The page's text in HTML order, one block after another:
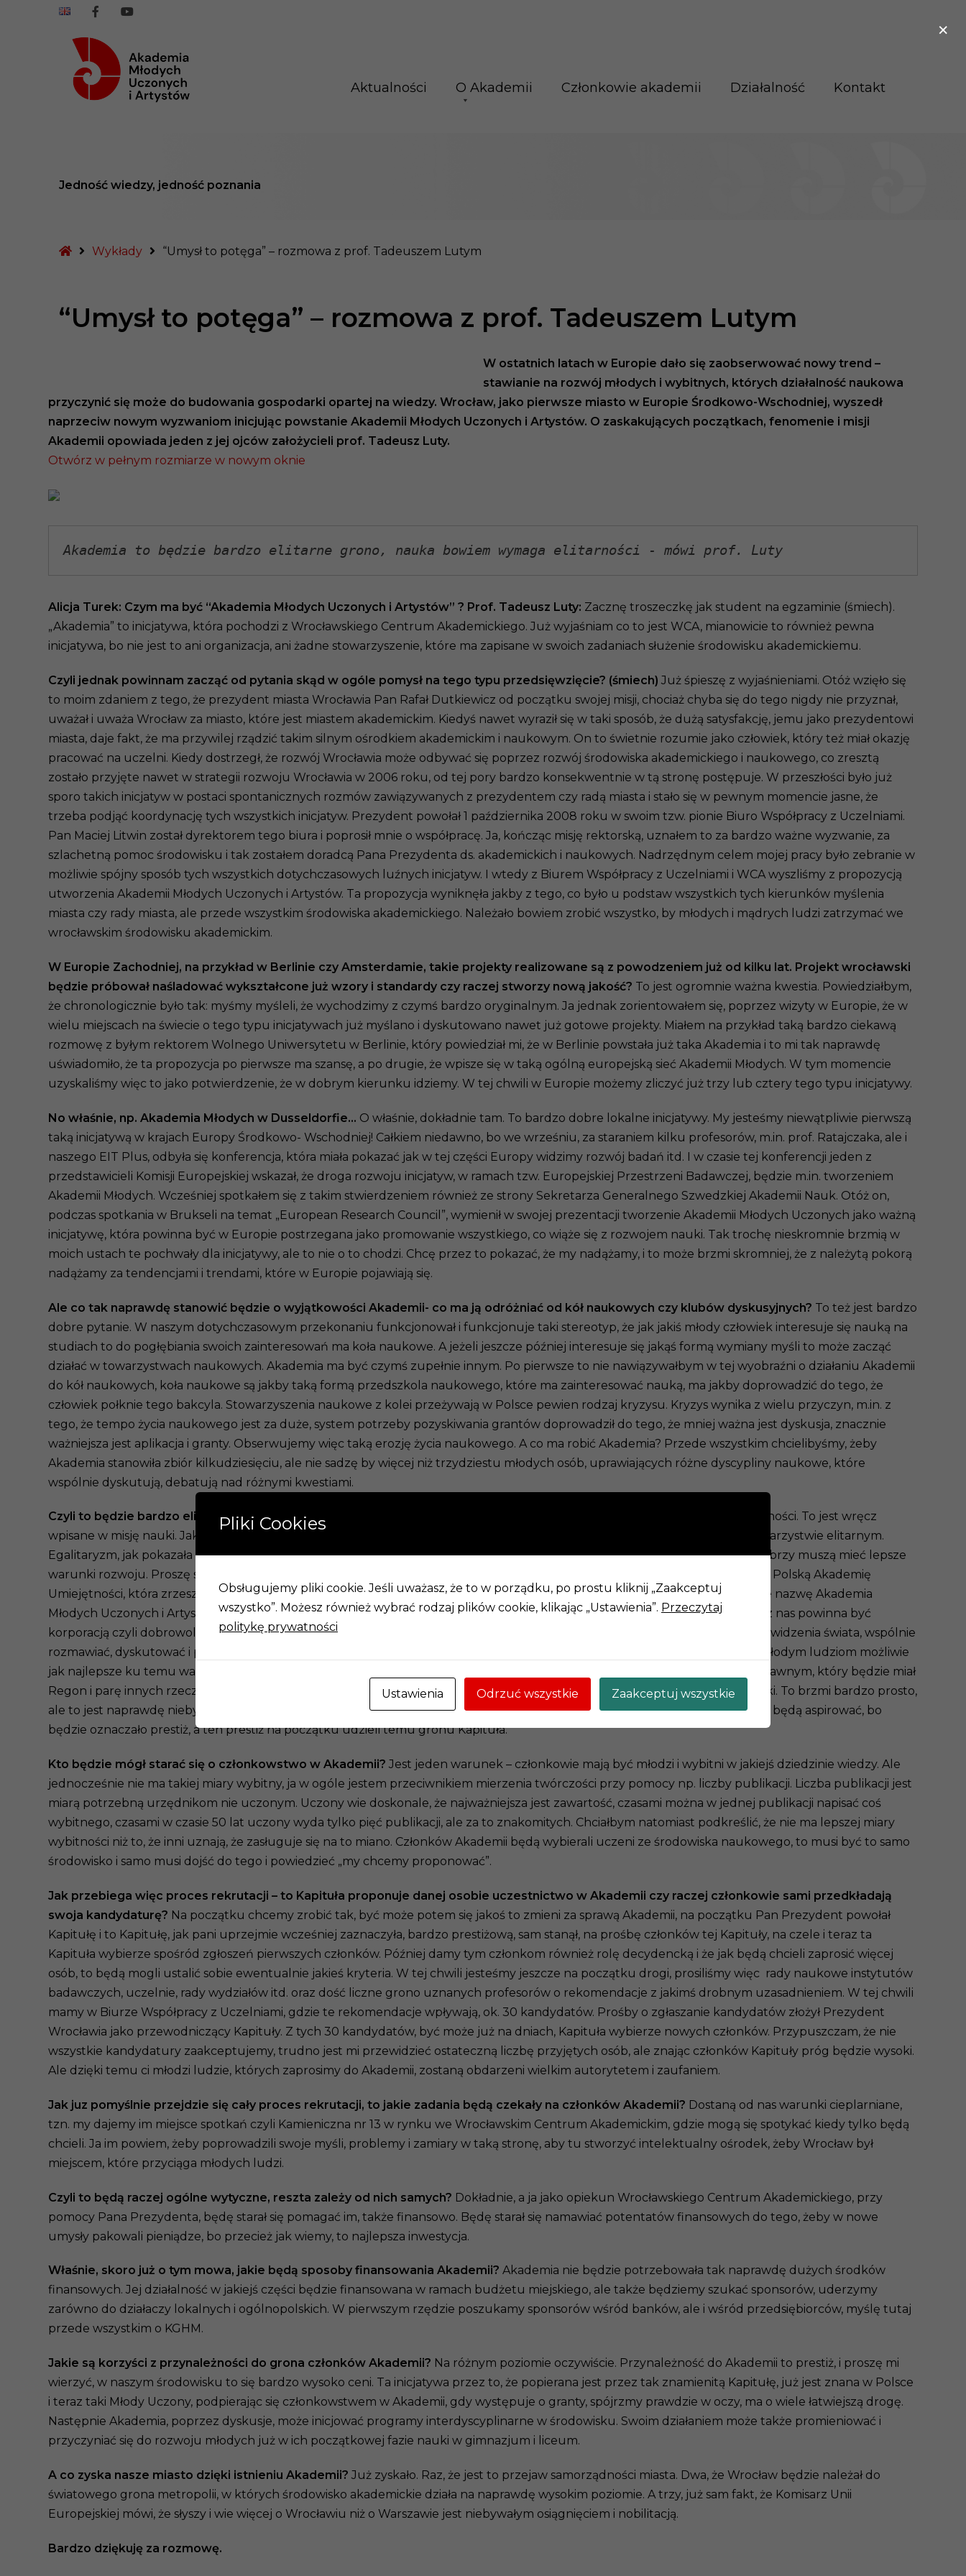
do treści
AMUiA
na
Facebook
na
Youtube Aktualności O Akademii Członkowie akademii Działalność Kontakt
Jedność wiedzy, jedność poznania
StronaWykłady “Umysł to potęga” – rozmowa z prof. Tadeuszem Lutym
“Umysł to potęga” – rozmowa z prof. Tadeuszem Lutym
W ostatnich latach w Europie dało się zaobserwować nowy trend –
stawianie na rozwój młodych i wybitnych, których działalność naukowa
przyczynić się może do budowania gospodarki opartej na wiedzy.Wrocław, jako pierwsze miasto w Europie Środkowo-Wschodniej, wyszedł
naprzeciw nowym wyzwaniom inicjując powstanie Akademii Młodych Uczonych i Artystów. O zaskakujących początkach, fenomenie i misji
Akademii opowiada jeden z jej ojców założycieli prof. Tadeusz Luty.
Otwórz w pełnym rozmiarze w nowym oknie
Akademia to będzie bardzo elitarne grono, nauka bowiem wymaga elitarności - mówi prof. Luty
Alicja Turek: Czym ma być “Akademia Młodych Uczonych i Artystów” ? Prof. Tadeusz Luty: Zacznę troszeczkę jak student na egzaminie (śmiech).
„Akademia” to inicjatywa, która pochodzi z Wrocławskiego Centrum Akademickiego. Już wyjaśniam co to jest WCA, mianowicie to również pewna
inicjatywa, bo nie jest to ani organizacja, ani żadne stowarzyszenie, które ma zapisane w swoich zadaniach służenie środowisku akademickiemu.
Czyli jednak powinnam zacząć od pytania skąd w ogóle pomysł na tego typu przedsięwzięcie? (śmiech) Już śpieszę z wyjaśnieniami. Otóż wzięło się
to moim zdaniem z tego, że prezydent miasta Wrocławia Pan Rafał Dutkiewicz od początku swojej misji, chociaż chyba się do tego nigdy nie przyznał,
uważał i uważa Wrocław za miasto, które jest miastem akademickim. Kiedyś nawet wyraził się w taki sposób, że dużą satysfakcję, jemu jako prezydentowi
miasta, daje fakt, że ma przywilej rządzić takim silnym ośrodkiem akademickim i naukowym. On to świetnie rozumie jako człowiek, który też miał okazję
pracować na uczelni. Kiedy dostrzegł, że rozwój Wrocławia może odbywać się poprzez rozwój środowiska akademickiego i naukowego, co zresztą
zostało przyjęte nawet w strategii rozwoju Wrocławia w 2006 roku, od tej pory bardzo konsekwentnie w tą stronę postępuje. W przeszłości było już
sporo takich inicjatyw w postaci spontanicznych rozmów zawiązywanych z prezydentem czy radą miasta i stało się w pewnym momencie jasne, że
trzeba podjąć koordynację tych wszystkich inicjatyw. Prezydent powołał 1 października 2008 roku w swoim tzw. pionie Biuro Współpracy z Uczelniami.
Pan Maciej Litwin został dyrektorem tego biura i poprosił mnie o współpracę. Ja, kończąc misję rektorską, uznałem to za bardzo ważne wyzwanie, za
szlachetną pomoc środowisku i tak zostałem doradcą Pana Prezydenta ds. akademickich i naukowych. Nadrzędnym celem mojej pracy było zebranie w
możliwie spójny sposób tych wszystkich dotychczasowych luźnych inicjatyw. I wtedy z Biurem Współpracy z Uczelniami i WCA wyszliśmy z propozycją
utworzenia Akademii Młodych Uczonych i Artystów. Ta propozycja wyniknęła jakby z tego, co było u podstaw wszystkich tych kierunków myślenia
miasta czy rady miasta, ale przede wszystkim środowiska akademickiego. Należało bowiem zrobić wszystko, by młodych i mądrych ludzi zatrzymać we
wrocławskim środowisku akademickim.
W Europie Zachodniej, na przykład w Berlinie czy Amsterdamie, takie projekty realizowane są z powodzeniem już od kilku lat. Projekt wrocławski
będzie próbował naśladować wykształcone już wzory i standardy czy raczej stworzy nową jakość? To jest ogromnie ważna kwestia. Powiedziałbym,
że chronologicznie było tak: myśmy myśleli, że wychodzimy z czymś bardzo oryginalnym. Ja jednak zorientowałem się, poprzez wizyty w Europie, że w
wielu miejscach na świecie o tego typu inicjatywach już myślano i dyskutowano nawet już gotowe projekty. Miałem na przykład taką bardzo ciekawą
rozmowę z byłym rektorem Wolnego Uniwersytetu w Berlinie, który powiedział mi, że w Berlinie powstała już taka Akademia i to mi tak naprawdę
uświadomiło, że ta propozycja po pierwsze ma szansę, a po drugie, że wpisze się w taką ogólną europejską sieć Akademii Młodych. W tym momencie
uzyskaliśmy więc to jako potwierdzenie, że w dobrym kierunku idziemy. W tej chwili w Europie możemy zliczyć już trzy lub cztery tego typu inicjatywy.
No właśnie, np. Akademia Młodych w Dusseldorfie… O właśnie, dokładnie tam. To bardzo dobre lokalne inicjatywy. My jesteśmy niewątpliwie pierwszą
taką inicjatywą w krajach Europy Środkowo- Wschodniej! Całkiem niedawno, bo we wrześniu, za staraniem kilku profesorów, m.in. prof. Ratajczaka, ale i
naszego EIT Plus, odbyła się konferencja, która miała pokazać jak w tej części Europy widzimy rozwój badań itd. I w czasie tej konferencji jeden z
przedstawicieli Komisji Europejskiej wskazał, że droga rozwoju inicjatyw, w ramach tzw. Europejskiej Przestrzeni Badawczej, będzie m.in. tworzeniem
Akademii Młodych. Wcześniej spotkałem się z takim stwierdzeniem również ze strony Sekretarza Generalnego Szwedzkiej Akademii Nauk. Otóż on,
podczas spotkania w Brukseli na temat „European Research Council”, wymienił w swojej prezentacji tworzenie Akademii Młodych Uczonych jako ważną
inicjatywę, która powinna być w Europie postrzegana jako promowanie wszystkiego, co wiąże się z rozwojem nauki. Tak trochę nieskromnie brzmią w
moich ustach te pochwały dla inicjatywy, ale to nie o to chodzi. Chcę przez to pokazać, że my nadążamy, i to może brzmi skromniej, że z należytą pokorą
nadążamy za tendencjami i trendami, które w Europie pojawiają się.
Ale co tak naprawdę stanowić będzie o wyjątkowości Akademii- co ma ją odróżniać od kół naukowych czy klubów dyskusyjnych? To też jest bardzo
dobre pytanie. W naszym dotychczasowym przekonaniu funkcjonował i funkcjonuje taki stereotyp, że jak jakiś młody człowiek interesuje się nauką na
studiach to do pogłębiania swoich zainteresowań ma koła naukowe. A jeżeli jeszcze później interesuje się jakąś formą wymiany myśli to może zacząć
działać w towarzystwach naukowych. Akademia ma być czymś zupełnie innym. Po pierwsze to nie nawiązywałbym w tej wyobraźni o działaniu Akademii
do kół naukowych, koła naukowe są jakby taką formą przedszkola naukowego, które ma zainteresować nauką, ma jakby doprowadzić do tego, że
człowiek połknie tego bakcyla. Stowarzyszenia naukowe z kolei przeżywają w Polsce pewien rodzaj kryzysu. Kryzys wynika z wielu przyczyn, m.in. z
tego, że tempo życia naukowego jest za duże, system potrzeby pozyskiwania grantów doprowadził do tego, że mniej ważna jest dyskusja, znacznie
ważniejsza jest aplikacja i granty. Obserwujemy więc taką erozję życia naukowego. A co ma robić Akademia? Przede wszystkim chcielibyśmy, żeby
Akademia stanowiła zbiór kilkudziesięciu, ale nie sadzę by więcej niż trzydziestu młodych osób, uprawiających różne dyscypliny naukowe, które
wspólnie dyskutują, debatują nad różnymi kwestiami.
Czyli to będzie bardzo elitarne grono, nie oparte o masowe członkowstwo?
Bardzo elitarne, nauka bowiem wymaga elitarności. To jest wręcz
wpisane w misję nauki. Jak ktoś chce się nauce poświęcić to musi przyjąć wszelkie dobre i mniej przyjemne zasady bycia w towarzystwie elitarnym.
Egalitaryzm, jak pokazała historia, nie sprawdził się, musimy zrozumieć to że wśród nas są dobrzy i bardzo dobrzy, i ci bardzo dobrzy muszą mieć lepsze
warunki rozwoju. Proszę sobie wyobrazić, w Polsce mamy Polską Akademię Nauk, która zrzesza przedstawicieli nauk w ogóle i Polską Akademię
Umiejętności, która zrzesza uczonych i artystów. My natomiast po licznych rozmowach postanowiliśmy nadać naszej inicjatywie nazwę Akademia
Młodych Uczonych i Artystów, jako że z angielska ta nazwa bardzo ładnie brzmi. I jak w idei każdej akademii, ta stworzona przez nas powinna być
korporacją czyli dobrowolnym zrzeszeniem ludzi, którzy chcą, ze względu na swoje zainteresowania, swoją misję i swój sposób widzenia świata, wspólnie
rozmawiać, dyskutować i proponować nowe rzeczy. Z kolei rolą inicjatorów, miasta w szczególności, jest, ażeby stworzyć tym młodym ludziom możliwie
jak najlepsze ku temu warunki. Od razu w tym miejscu zaznaczę, że Akademia nie jest czymś, co ma zamiar być podmiotem prawnym, który będzie miał
Regon i parę innych rzeczy, broń Panie Boże! Ma to być korporacja, tyle że młodych ludzi, nie ludzi w okolicach siedemdziesiątki. To brzmi bardzo prosto,
ale to jest naprawdę niebywale przedsięwzięcie w polskim środowisku akademickim. To ma być takie grono, do którego ludzie będą aspirować, bo
będzie oznaczało prestiż, a ten prestiż na początku udzieli temu gronu Kapituła.
Kto będzie mógł starać się o członkowstwo w Akademii? Jest jeden warunek – członkowie mają być młodzi i wybitni w jakiejś dziedzinie wiedzy. Ale
jednocześnie nie ma takiej miary wybitny, ja w ogóle jestem przeciwnikiem mierzenia twórczości przy pomocy np. liczby publikacji. Liczba publikacji jest
miarą potrzebną urzędnikom nie uczonym. Uczony wie doskonale, że najważniejsza jest zawartość, czasami można w jednej publikacji napisać coś
wybitnego, czasami w czasie 50 lat uczony wyda tylko pięć publikacji, ale za to znakomitych. Chciałbym natomiast podkreślić, że nie ma lepszej miary
wybitności niż to, że inni uznają, że zasługuje się na to miano. Członków Akademii będą wybierali uczeni ze środowiska naukowego, to musi być to samo
środowisko i samo musi dojść do tego i powiedzieć „my chcemy proponować”.
Jak przebiega więc proces rekrutacji – to Kapituła proponuje danej osobie uczestnictwo w Akademii czy raczej członkowie sami przedkładają
swoja kandydaturę? Na początku chcemy zrobić tak, być może potem się jakoś to zmieni za sprawą Akademii, na początku Pan Prezydent powołał
Kapitułę i to Kapitułę, jak pani uprzejmie wcześniej zaznaczyła, bardzo prestiżową, sam stanął, na prośbę członków tej Kapituły, na czele i teraz ta
Kapituła wybierze spośród zgłoszeń pierwszych członków. Później damy tym członkom również rolę decydencką i że jak będą chcieli zaprosić więcej
osób, to będą mogli ustalić sobie ewentualnie jakieś kryteria. W tej chwili jesteśmy jeszcze na początku drogi, prosiliśmy więc rady naukowe instytutów
badawczych, uczelnie, rady wydziałów itd. oraz dość liczne grono uznanych profesorów o rekomendacje z jakimś drobnym uzasadnieniem. W tej chwili
mamy w Biurze Współpracy z Uczelniami, gdzie te rekomendacje wpływają, ok. 30 kandydatów. Prośby o zgłaszanie kandydatów złożył Prezydent
Wrocławia jako przewodniczący Kapituły. Z tych 30 kandydatów, być może już na dniach, Kapituła wybierze nowych członków. Przypuszczam, że nie
wszystkie kandydatury zaakceptujemy, trudno jest mi przewidzieć ostateczną liczbę przyjętych osób, ale znając członków Kapituły próg będzie wysoki.
Ale dzięki temu ci młodzi ludzie, których zaprosimy do Akademii, zostaną obdarzeni wielkim autorytetem i zaufaniem.
Jak juz pomyślnie przejdzie się cały proces rekrutacji, to jakie zadania będą czekały na członków Akademii? Dostaną od nas warunki cieplarniane,
tzn. my dajemy im miejsce spotkań czyli Kamieniczna nr 13 w rynku we Wrocławskim Centrum Akademickim, gdzie mogą się spotykać kiedy tylko będą
chcieli. Ja im powiem, żeby poprowadzili swoje myśli, problemy i zamiary w taką stronę, aby tu stworzyć intelektualny ośrodek, żeby Wrocław był
miejscem, które przyciąga młodych ludzi.
Czyli to będą raczej ogólne wytyczne, reszta zależy od nich samych? Dokładnie, a ja jako opiekun Wrocławskiego Centrum Akademickiego, przy
pomocy Pana Prezydenta, będę starał się pomagać im, także finansowo. Będę starał się namawiać potentatów finansowych do tego, żeby w nowe
umysły pakowali pieniądze, bo przecież jak wiemy, to najlepsza inwestycja.
Właśnie, skoro już o tym mowa, jakie będą sposoby finansowania Akademii? Akademia nie będzie potrzebowała tak naprawdę dużych środków
finansowych. Jej działalność w jakiejś części będzie finansowana w ramach budżetu miejskiego, ale także będziemy szukać sponsorów, uderzymy
zarówno do działaczy lokalnych i ogólnopolskich. W pierwszym rzędzie poszukamy sponsorów wśród banków, ale i wśród przedsiębiorców, myślę tutaj
przede wszystkim o KGHM.
Jakie są korzyści z przynależności do grona członków Akademii? Na różnym poziomie oczywiście. Przynależność do Akademii to prestiż, i proszę mi
wierzyć, w naszym środowisku to się bardzo wysoko ceni. Ta inicjatywa przez to, że popierana jest przez tak znamienitą Kapitułę, już jest znana w Polsce
i teraz taki Młody Uczony, podpierając się członkowstwem w Akademii, gdy występuje o granty, spójrzmy prawdzie w oczy, ma o wiele łatwiejszą drogę.
Następnie Akademia, poprzez dyskusje, może inicjować programy interdyscyplinarne w środowisku. Swoim działaniem może także promieniować i
przyczyniać się do rozwoju młodych już w ich początkowej fazie nauki w gimnazjum i liceum.
A co zyska nasze miasto dzięki istnieniu Akademii? Już zyskało. Raz, że jest to przejaw samorządności miasta. Dwa, że Wrocław będzie należał do
światowego grona metropolii, w których środowisko akademickie działa na naprawdę wysokim poziomie. A trzy, już sam fakt, że Komisarz Unii
Europejskiej mówi, że słyszy i wie więcej o Wrocławiu niż o Warszawie jest niebywałym osiągnięciem i nobilitacją.
Bardzo dziękuję za rozmowę.
×
Pliki Cookies
Obsługujemy pliki cookie. Jeśli uważasz, że to w porządku, po prostu kliknij „Zaakceptuj
wszystko”. Możesz również wybrać rodzaj plików cookie, klikając „Ustawienia”. Przeczytaj
politykę prywatności
Ustawienia Odrzuć wszystkie Zaakceptuj wszystkie